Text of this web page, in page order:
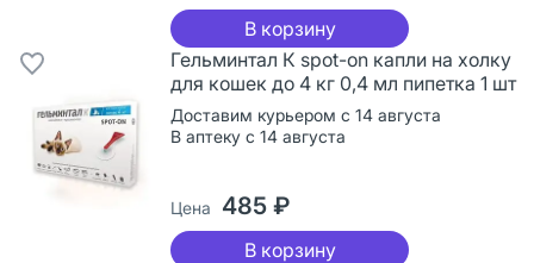
В корзину
Гельминтал К spot-on капли на холку
для кошек до 4 кг 0,4 мл пипетка 1 шт
Доставим курьером с 14 августа
В аптеку с 14 августа
Цена 485 ₽
В корзину